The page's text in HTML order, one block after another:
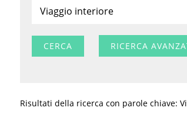
RICERCA
Risultati della ricerca con parole chiave: